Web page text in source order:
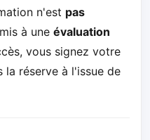
n'est pas
à une évaluation
vous signez votre
réserve à l'issue de